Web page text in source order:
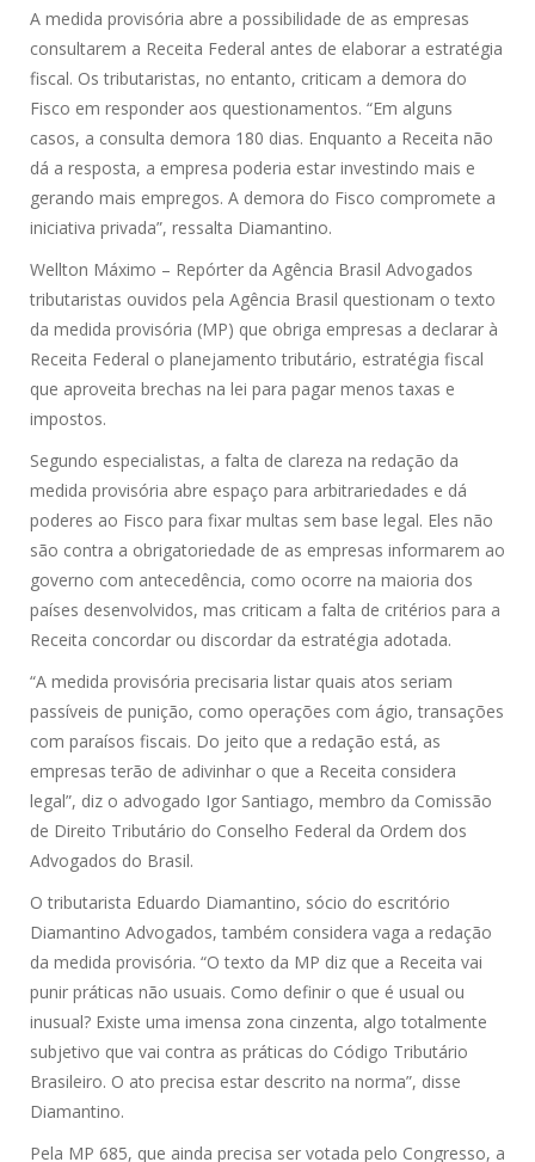
A medida provisória abre a possibilidade de as empresas
consultarem a Receita Federal antes de elaborar a estratégia
fiscal. Os tributaristas, no entanto, criticam a demora do
Fisco em responder aos questionamentos. “Em alguns
casos, a consulta demora 180 dias. Enquanto a Receita não
dá a resposta, a empresa poderia estar investindo mais e
gerando mais empregos. A demora do Fisco compromete a
iniciativa privada”, ressalta Diamantino.
Wellton Máximo – Repórter da Agência Brasil Advogados
tributaristas ouvidos pela Agência Brasil questionam o texto
da medida provisória (MP) que obriga empresas a declarar à
Receita Federal o planejamento tributário, estratégia fiscal
que aproveita brechas na lei para pagar menos taxas e
impostos.
Segundo especialistas, a falta de clareza na redação da
medida provisória abre espaço para arbitrariedades e dá
poderes ao Fisco para fixar multas sem base legal. Eles não
são contra a obrigatoriedade de as empresas informarem ao
governo com antecedência, como ocorre na maioria dos
países desenvolvidos, mas criticam a falta de critérios para a
Receita concordar ou discordar da estratégia adotada.
“A medida provisória precisaria listar quais atos seriam
passíveis de punição, como operações com ágio, transações
com paraísos fiscais. Do jeito que a redação está, as
empresas terão de adivinhar o que a Receita considera
legal”, diz o advogado Igor Santiago, membro da Comissão
de Direito Tributário do Conselho Federal da Ordem dos
Advogados do Brasil.
O tributarista Eduardo Diamantino, sócio do escritório
Diamantino Advogados, também considera vaga a redação
da medida provisória. “O texto da MP diz que a Receita vai
punir práticas não usuais. Como definir o que é usual ou
inusual? Existe uma imensa zona cinzenta, algo totalmente
subjetivo que vai contra as práticas do Código Tributário
Brasileiro. O ato precisa estar descrito na norma”, disse
Diamantino.
Pela MP 685, que ainda precisa ser votada pelo Congresso, a